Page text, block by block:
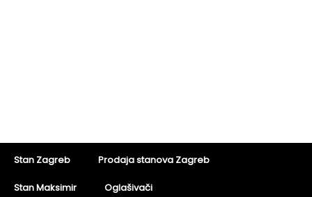
Stan Zagreb Prodaja stanova Zagreb
Stan Maksimir Oglašivači